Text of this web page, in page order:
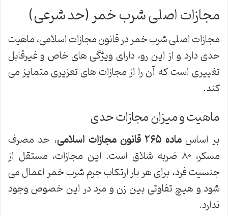
مجازات اصلی شرب خمر (حد شرعی)
مجازات اصلی شرب خمر در قانون مجازات اسلامی، ماهیت
حدی دارد و از این رو، دارای ویژگی های خاص و غیرقابل
تغییری است که آن را از مجازات های تعزیری متمایز می
کند.
ماهیت و میزان مجازات حدی
بر اساسماده ۲۶۵ قانون مجازات اسلامی
، حد مصرف
مسکر، ۸۰ ضربه شلاق است. این مجازات، مستقل از
جنسیت فرد، برای هر بار ارتکاب جرم شرب خمر اعمال می
شود و هیچ تفاوتی بین زن و مرد در این خصوص وجود
ندارد.